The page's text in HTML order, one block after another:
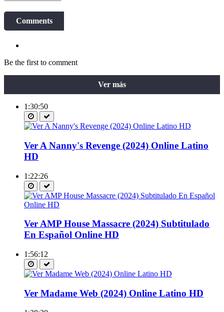
Comments
Be the first to comment
Ver más
1:30:50
Ver A Nanny's Revenge (2024) Online Latino
HD
1:22:26
Ver AMP House Massacre (2024) Subtitulado
En Español Online HD
1:56:12
Ver Madame Web (2024) Online Latino HD